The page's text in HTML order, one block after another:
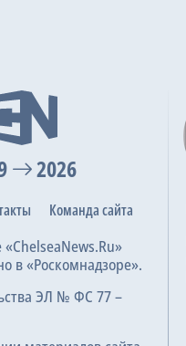
2026
Команда сайта
в «Роскомнадзоре».
ЭЛ № ФС 77 –